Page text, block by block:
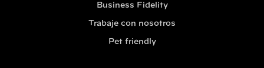
Business Fidelity
Trabaje con nosotros
Pet friendly